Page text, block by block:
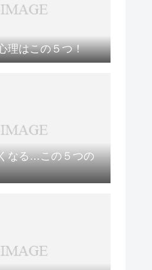
理はこの５つ！
なる…この５つの